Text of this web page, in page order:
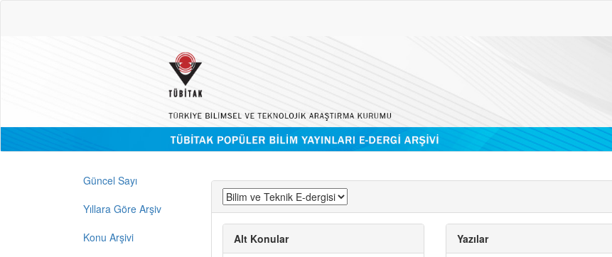
Güncel Sayı
Yıllara Göre Arşiv
Konu Arşivi
Alt Konular Yazılar